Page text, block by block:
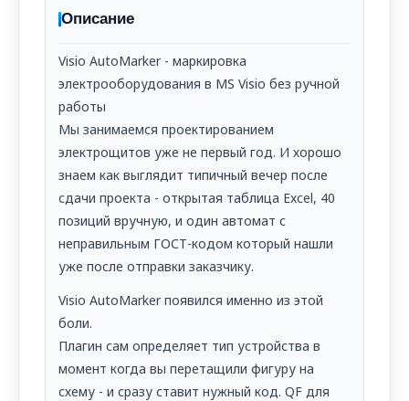
Описание
Visio AutoMarker - маркировка
электрооборудования в MS Visio без ручной
работы
Мы занимаемся проектированием
электрощитов уже не первый год. И хорошо
знаем как выглядит типичный вечер после
сдачи проекта - открытая таблица Excel, 40
позиций вручную, и один автомат с
неправильным ГОСТ-кодом который нашли
уже после отправки заказчику.
Visio AutoMarker появился именно из этой
боли.
Плагин сам определяет тип устройства в
момент когда вы перетащили фигуру на
схему - и сразу ставит нужный код. QF для